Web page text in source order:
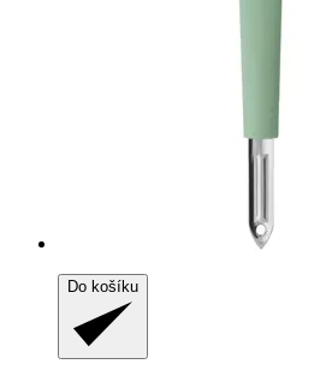
Do košíku